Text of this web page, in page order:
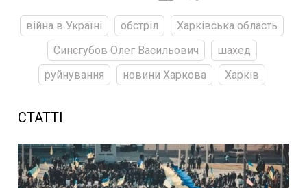
війна в Україні обстріл
Харківська область
Синєгубов Олег Васильович
шахед
руйнування
новини Харкова Харків
СТАТТІ